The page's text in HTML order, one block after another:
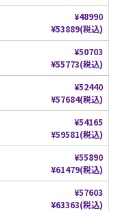
¥48990
¥53889(税込)
¥50703
¥55773(税込)
¥52440
¥57684(税込)
¥54165
¥59581(税込)
¥55890
¥61479(税込)
¥57603
¥63363(税込)